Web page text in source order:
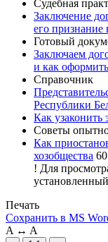
Судебная
Заключение
его
Готовый
Заключаем
и как
Справочник
Республики
Как узаконить
Советы
Как
хозобщества 60
! Для
Печать
Сохранить в MS
A ↔ A